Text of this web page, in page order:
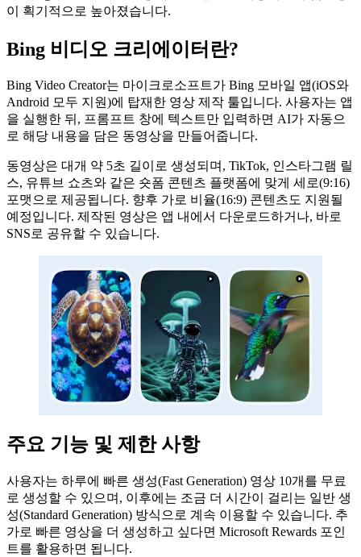
이 획기적으로 높아졌습니다.
Bing 비디오 크리에이터란?
Bing Video Creator는 마이크로소프트가 Bing 모바일 앱(iOS와
Android 모두 지원)에 탑재한 영상 제작 툴입니다. 사용자는 앱
을 실행한 뒤, 프롬프트 창에 텍스트만 입력하면 AI가 자동으
로 해당 내용을 담은 동영상을 만들어줍니다.
동영상은 대개 약 5초 길이로 생성되며, TikTok, 인스타그램 릴
스, 유튜브 쇼츠와 같은 숏폼 콘텐츠 플랫폼에 맞게 세로(9:16)
포맷으로 제공됩니다. 향후 가로 비율(16:9) 콘텐츠도 지원될
예정입니다. 제작된 영상은 앱 내에서 다운로드하거나, 바로
SNS로 공유할 수 있습니다.
주요 기능 및 제한 사항
사용자는 하루에 빠른 생성(Fast Generation) 영상 10개를 무료
로 생성할 수 있으며, 이후에는 조금 더 시간이 걸리는 일반 생
성(Standard Generation) 방식으로 계속 이용할 수 있습니다. 추
가로 빠른 영상을 더 생성하고 싶다면 Microsoft Rewards 포인
트를 활용하면 됩니다.